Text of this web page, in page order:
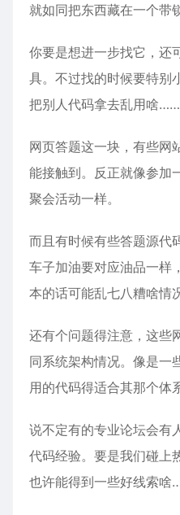
就如同把东西藏在一个带
你要是想进一步找它，还
具。不过找的时候要特别
把别人代码拿去乱用啥……
网页答题这一块，有些网
能接触到。反正就像参加
聚会活动一样。
而且有时候有些答题源代
车子加油要对应油品一样
本的话可能乱七八糟啥情
还有个问题得注意，这些
同系统架构情况。像是一
用的代码得适合其那个
说不定有的专业论坛会有
代码经验。要是我们碰上
也许能得到一些好线索